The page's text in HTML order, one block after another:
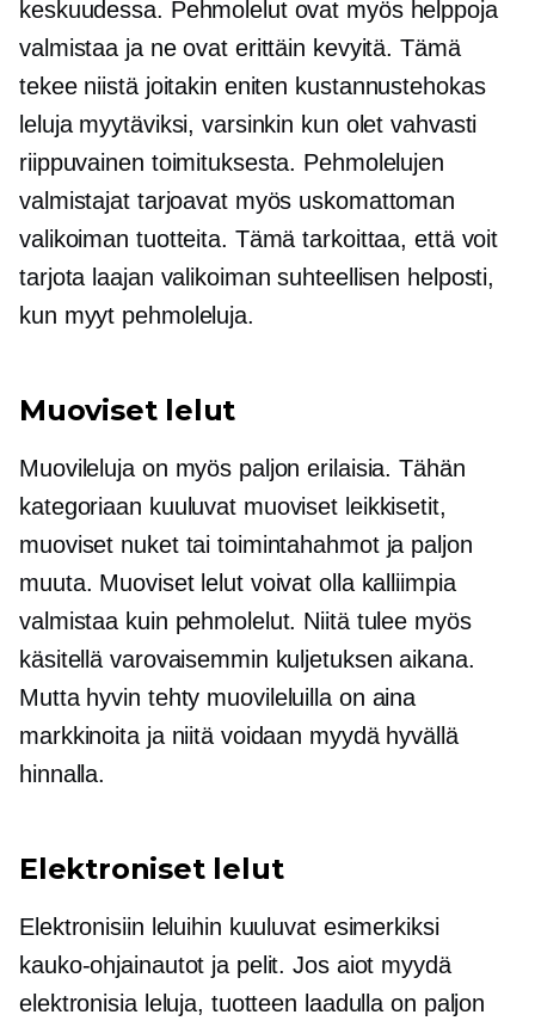
keskuudessa. Pehmolelut ovat myös helppoja
valmistaa ja ne ovat erittäin kevyitä. Tämä
tekee niistä joitakin eniten kustannustehokas
leluja myytäviksi, varsinkin kun olet vahvasti
riippuvainen toimituksesta. Pehmolelujen
valmistajat tarjoavat myös uskomattoman
valikoiman tuotteita. Tämä tarkoittaa, että voit
tarjota laajan valikoiman suhteellisen helposti,
kun myyt pehmoleluja.
Muoviset lelut
Muovileluja on myös paljon erilaisia. Tähän
kategoriaan kuuluvat muoviset leikkisetit,
muoviset nuket tai toimintahahmot ja paljon
muuta. Muoviset lelut voivat olla kalliimpia
valmistaa kuin pehmolelut. Niitä tulee myös
käsitellä varovaisemmin kuljetuksen aikana.
Mutta hyvin tehty muovileluilla on aina
markkinoita ja niitä voidaan myydä hyvällä
hinnalla.
Elektroniset lelut
Elektronisiin leluihin kuuluvat esimerkiksi
kauko-ohjainautot ja pelit. Jos aiot myydä
elektronisia leluja, tuotteen laadulla on paljon